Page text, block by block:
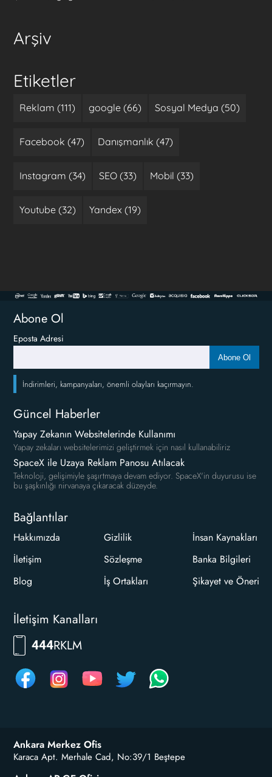
Arşiv
Etiketler
Reklam (111) google (66) Sosyal Medya (50)
Facebook (47) Danışmanlık (47)
Instagram (34) SEO (33) Mobil (33)
Youtube (32) Yandex (19)
Abone Ol
Eposta Adresi
Abone Ol
İndirimleri, kampanyaları, önemli olayları kaçırmayın.
Güncel Haberler
Yapay Zekanın Websitelerinde Kullanımı
Yapay zekaları websitelerimizi geliştirmek için nasıl kullanabiliriz
SpaceX ile Uzaya Reklam Panosu Atılacak
Teknoloji, gelişimiyle şaşırtmaya devam ediyor. SpaceX'in duyurusu ise
bu şaşkınlığı nirvanaya çıkaracak düzeyde.
Bağlantılar
Hakkımızda
İletişim
Blog
Gizlilik
Sözleşme
İş Ortakları
İnsan Kaynakları
Banka Bilgileri
Şikayet ve Öneri
İletişim Kanalları
444RKLM
Ankara Merkez Ofis
Karaca Apt. Merhale Cad, No:39/1 Beştepe